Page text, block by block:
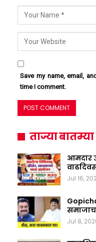
Save my name, email,
time I comment.
ताज्या बातम्या
आमदार
Jul 16,
Jul 8,